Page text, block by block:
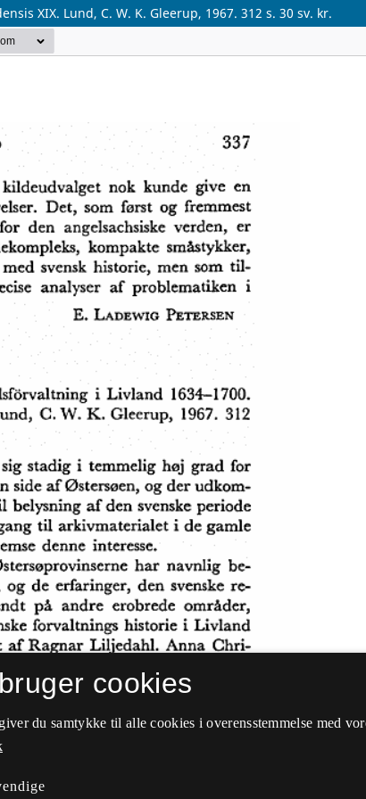
XIX. Lund, C. W. K. Gleerup, 1967. 312 s. 30 sv. kr.
cookies
du samtykke til alle cookies i overensstemmelse med